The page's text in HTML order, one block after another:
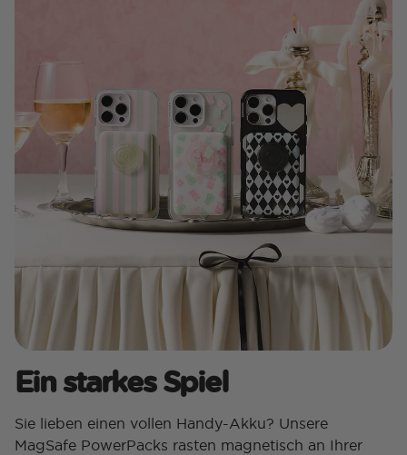
Ein starkes Spiel
Sie lieben einen vollen Handy-Akku? Unsere
MagSafe PowerPacks rasten magnetisch an Ihrer